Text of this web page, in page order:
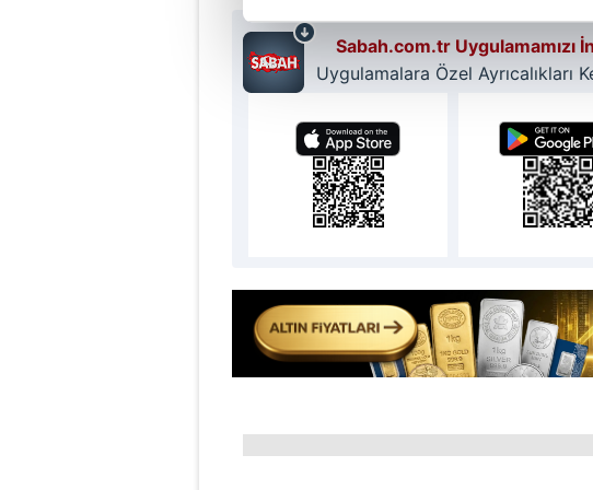
Sizlere daha iyi bir hizmet sunabilmek için
çerezler vasıtasıyla çeşitli kişisel
reklam/pazarlama faaliyetlerinin yapılması,
Çerezlere ilişkin tercihlerinizi aşağıda yer
butonuna tıklayabilir,
Çerez Bilgilendirme
Sabah.com.tr Uygulamamızı
Uygulamalara Özel Ayrıcalıkları